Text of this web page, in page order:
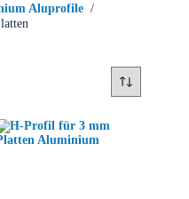
Aluprofile /